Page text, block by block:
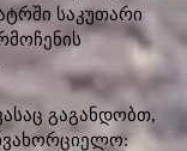
საკუთარი
გაგანდობთ,